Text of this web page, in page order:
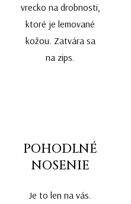
vrecko na drobnosti,
ktoré je lemované
kožou. Zatvára sa
na zips.
POHODLNÉ
NOSENIE
Je to len na vás.